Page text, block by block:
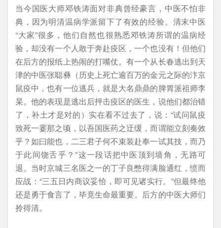
当今国医大师邓铁涛面对非典曾经豪言，中医不怕非
典，因为明清温病学派留下了有效的经验。清末中医
“大家”很多，他们自然也很熟悉邓铁涛所谓的温病经
验，却没有一个人敢于奔赴疫区，一个也没有！但他们
在后方的报纸上热闹的打嘴仗。有一个从长春逃出到天
津的中医张聪彝（历史上死亡逾百万的金元之际的汴京
鼠疫中，也有一位逃兵，就是大名鼎鼎的脾胃派祖师李
杲。他的表现是逃出后抨击疫区的医生，说他们都治错
了，补土才是对的）实在看不过去了，说：“试问鼠疫
致死一霎那之顷，以吾国医药之迂缓，而谓能立刻奏效
乎？如曰能也，二三君子何不束装赴奉一试其技，而乃
于此间饶舌乎？”这一段话把中医顶到墙角，无路可
退。当时京城三名医之一的丁子良憋得满脸通红，愤而
应战：“三五日内商议妥恰，即可见诸实行。”但最终他
还是勇于食言了，毕竟生命最重要。后方的中医大师们
拎得清。